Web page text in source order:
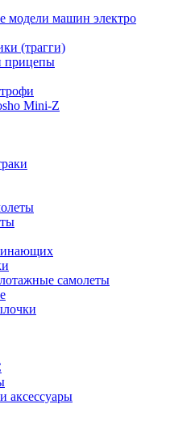
модели машин электро
(трагги)
прицепы
Mini-Z
самолеты
аксессуары